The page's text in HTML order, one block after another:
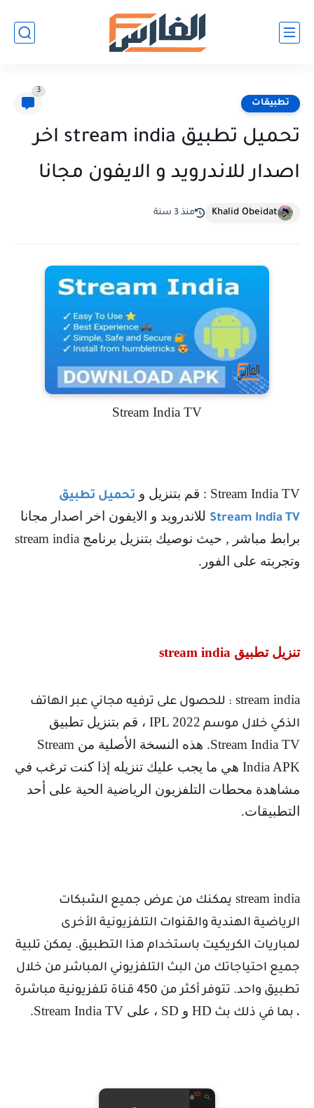
تطبيقات
3
تحميل تطبيق stream india اخر
اصدار للاندرويد و الايفون مجانا
Khalid Obeidat منذ 3 سنة
Stream India TV
Stream India TV : قم بتنزيل و تحميل تطبيق
Stream India TV للاندرويد و الايفون اخر اصدار مجانا
برابط مباشر , حيث نوصيك بتنزيل برنامج stream india
وتجربته على الفور.
تنزيل تطبيق stream india
stream india : للحصول على ترفيه مجاني عبر الهاتف
الذكي خلال موسم IPL 2022 ، قم بتنزيل تطبيق
Stream India TV. هذه النسخة الأصلية من Stream
India APK هي ما يجب عليك تنزيله إذا كنت ترغب في
مشاهدة محطات التلفزيون الرياضية الحية على أحد
التطبيقات.
stream india يمكنك من عرض جميع الشبكات
الرياضية الهندية والقنوات التلفزيونية الأخرى
لمباريات الكريكيت باستخدام هذا التطبيق. يمكن تلبية
جميع احتياجاتك من البث التلفزيوني المباشر من خلال
تطبيق واحد. تتوفر أكثر من 450 قناة تلفزيونية مباشرة
، بما في ذلك بث HD و SD ، على Stream India TV
.